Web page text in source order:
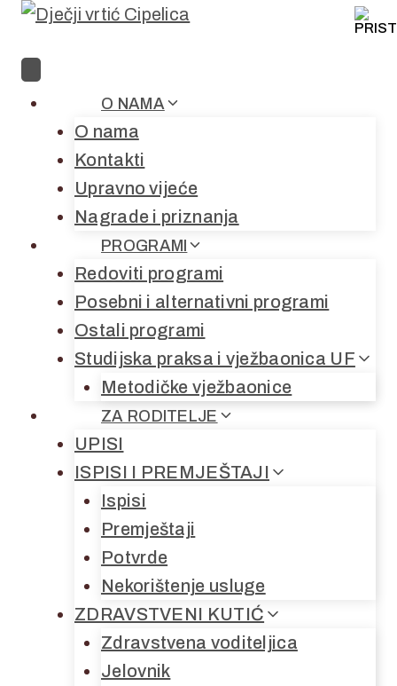
Skip
O NAMA
O nama
Kontakti
Upravno vijeće
Nagrade i priznanja
PROGRAMI
Redoviti programi
Posebni i alternativni programi
Ostali programi
Studijska praksa i vježbaonica UF
Metodičke vježbaonice
ZA RODITELJE
UPISI
ISPISI I PREMJEŠTAJI
Ispisi
Premještaji
Potvrde
Nekorištenje usluge
ZDRAVSTVENI KUTIĆ
Zdravstvena voditeljica
Jelovnik